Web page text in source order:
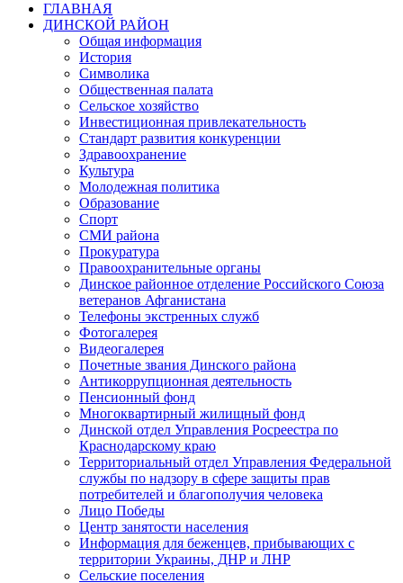
ГЛАВНАЯ
ДИНСКОЙ РАЙОН
Общая информация
История
Символика
Общественная палата
Сельское хозяйство
Инвестиционная привлекательность
Стандарт развития конкуренции
Здравоохранение
Культура
Молодежная политика
Образование
Спорт
СМИ района
Прокуратура
Правоохранительные органы
Динское районное отделение Российского Союза
ветеранов Афганистана
Телефоны экстренных служб
Фотогалерея
Видеогалерея
Почетные звания Динского района
Антикоррупционная деятельность
Пенсионный фонд
Многоквартирный жилищный фонд
Динской отдел Управления Росреестра по
Краснодарскому краю
Территориальный отдел Управления Федеральной
службы по надзору в сфере защиты прав
потребителей и благополучия человека
Лицо Победы
Центр занятости населения
Информация для беженцев, прибывающих с
территории Украины, ДНР и ЛНР
Сельские поселения